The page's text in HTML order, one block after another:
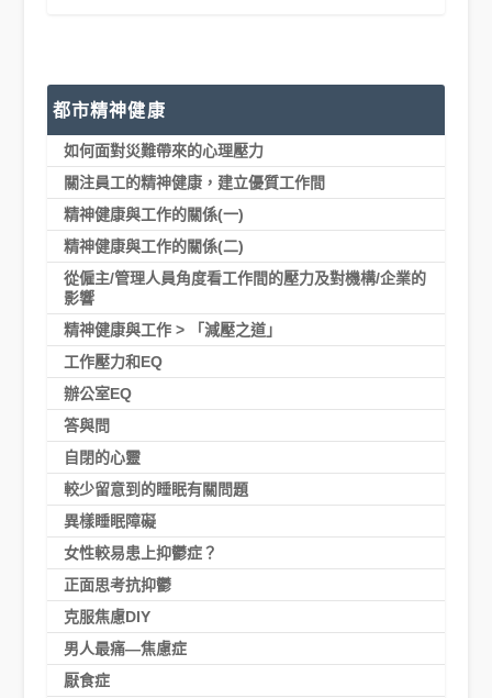
都市精神健康
如何面對災難帶來的心理壓力
關注員工的精神健康，建立優質工作間
精神健康與工作的關係(一)
精神健康與工作的關係(二)
從僱主/管理人員角度看工作間的壓力及對機構/企業的
影響
精神健康與工作 > 「減壓之道」
工作壓力和EQ
辦公室EQ
答與問
自閉的心靈
較少留意到的睡眠有關問題
異樣睡眠障礙
女性較易患上抑鬱症？
正面思考抗抑鬱
克服焦慮DIY
男人最痛—焦慮症
厭食症